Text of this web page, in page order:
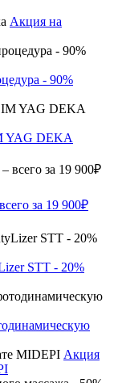
Акция на
- 90%
YAG DEKA
за 19 900₽
STT - 20%
Акция